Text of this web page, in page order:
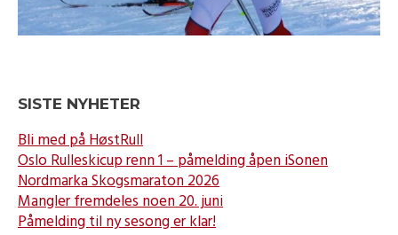
SISTE NYHETER
Bli med på HøstRull
Oslo Rulleskicup renn 1 – påmelding åpen iSonen
Nordmarka Skogsmaraton 2026
Mangler fremdeles noen 20. juni
Påmelding til ny sesong er klar!